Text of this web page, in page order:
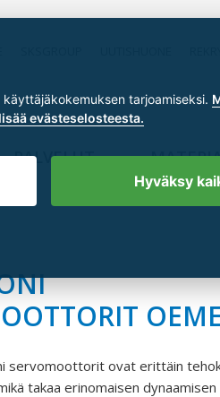
PALVELUT
servomoottorit ovat erittäin
takaa erinomaisen dynaamisen
tarjoamiseksi.
evästeselosteesta.
Hyväksy